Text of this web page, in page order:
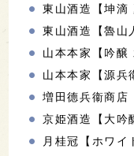
東山酒造【坤滴
東山酒造【魯山
山本本家【吟醸
山本本家【源兵
増田德兵衞商店
京姫酒造【大吟
月桂冠【ホワイ